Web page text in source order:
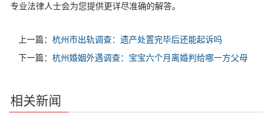
专业法律人士会为您提供更详尽准确的解答。
上一篇： 杭州市出轨调查：遗产处置完毕后还能起诉吗
下一篇： 杭州婚姻外遇调查：宝宝六个月离婚判给哪一方父母
相关新闻